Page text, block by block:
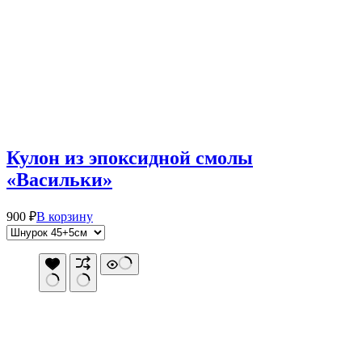
Кулон из эпоксидной смолы
«Васильки»
900 ₽В корзинуЭтот
товар
имеет
несколько
вариаций.